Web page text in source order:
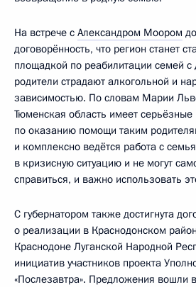
На встрече с Александром Моором
договорённость, что регион станет
площадкой по реабилитации семей с
родители страдают алкогольной и
зависимостью. По словам Марии
Тюменская область имеет серьёзные
по оказанию помощи таким
и комплексно ведётся работа с
в кризисную ситуацию и не могут
справиться, и важно использовать
С губернатором также достигнута
о реализации в Краснодонском
Краснодоне Луганской Народной
инициатив участников проекта
«Послезавтра». Предложения вошли